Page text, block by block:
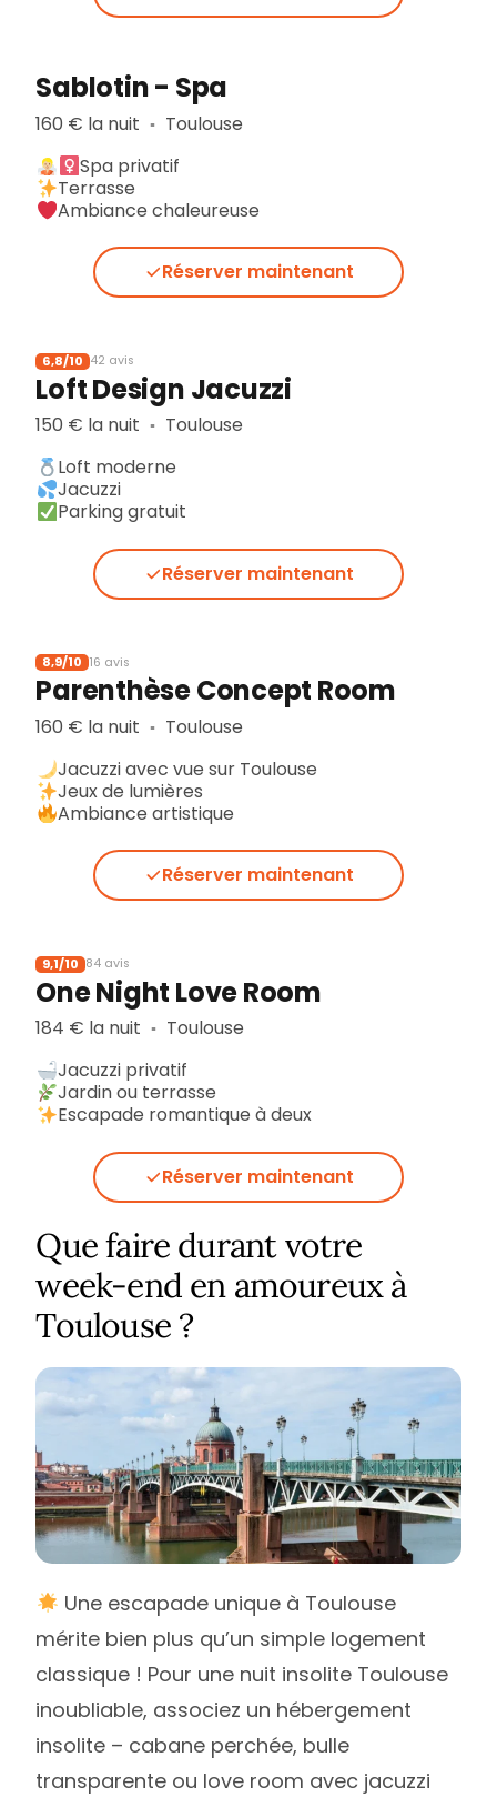
Sablotin - Spa
160 € la nuit ▪︎ Toulouse
Spa privatif
Terrasse
Ambiance chaleureuse
Réserver maintenant
6,8/10 42 avis
Loft Design Jacuzzi
150 € la nuit ▪︎ Toulouse
Loft moderne
Jacuzzi
Parking gratuit
Réserver maintenant
8,9/10 16 avis
Parenthèse Concept Room
160 € la nuit ▪︎ Toulouse
Jacuzzi avec vue sur Toulouse
Jeux de lumières
Ambiance artistique
Réserver maintenant
9,1/10 84 avis
One Night Love Room
184 € la nuit ▪︎ Toulouse
Jacuzzi privatif
Jardin ou terrasse
Escapade romantique à deux
Réserver maintenant
Que faire durant votre
week-end en amoureux à
Toulouse ?
Une escapade unique à Toulouse
mérite bien plus qu’un simple logement
classique ! Pour une nuit insolite Toulouse
inoubliable, associez un hébergement
insolite – cabane perchée, bulle
transparente ou love room avec jacuzzi